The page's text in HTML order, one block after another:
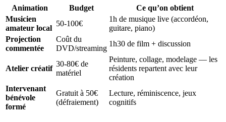
Animation Budget
Ce qu’on obtient
Musicien
amateur local
50-100€
1h de musique live (accordéon,
guitare, piano)
Projection
commentée
Coût du
DVD/streaming
1h30 de film + discussion
Atelier créatif
30-80€ de
matériel
Peinture, collage, modelage — les
résidents repartent avec leur
création
Intervenant
bénévole
formé
Gratuit à 50€
(défraiement)
Lecture, réminiscence, jeux
cognitifs